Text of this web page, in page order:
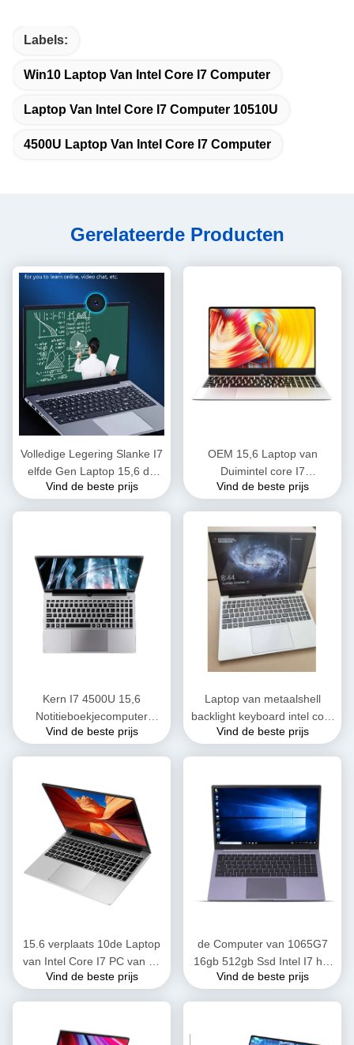
Labels:
Win10 Laptop Van Intel Core I7 Computer
Laptop Van Intel Core I7 Computer 10510U
4500U Laptop Van Intel Core I7 Computer
Gerelateerde Producten
Volledige Legering Slanke I7
elfde Gen Laptop 15,6 de
Snelle Snelheid van 1165G7
Vind de beste prijs
OEM 15,6 Laptop van
Duimintel core I7
Computer10510u 8GB
Vind de beste prijs
Kern I7 4500U 15,6
Notitieboekjecomputer
DDR8GB SSD256GB voor
Vind de beste prijs
Laptop van metaalshell
backlight keyboard intel core
I7 Computernotitieboekje
Vind de beste prijs
15.6 verplaats 10de Laptop
van Intel Core I7 PC van de
Computerddr16gb SSD
Vind de beste prijs
de Computer van 1065G7
16gb 512gb Ssd Intel I7 het
Geval van het 15,6
Vind de beste prijs